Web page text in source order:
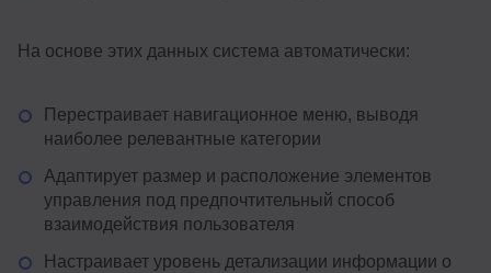
На основе этих данных система автоматически:
Перестраивает навигационное меню, выводя
наиболее релевантные категории
Адаптирует размер и расположение элементов
управления под предпочтительный способ
взаимодействия пользователя
Настраивает уровень детализации информации о